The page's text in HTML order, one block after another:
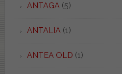
ANTAGA(5)
ANTALIA(1)
ANTEA OLD (1)